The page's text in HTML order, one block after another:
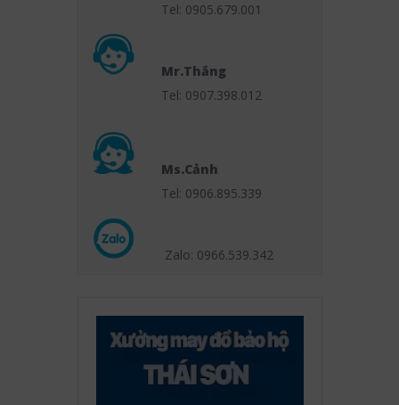
Tel: 0905.679.001
Mr.Thắng
Tel: 0907.398.012
Ms.Cảnh
Tel: 0906.895.339
Zalo: 0966.539.342